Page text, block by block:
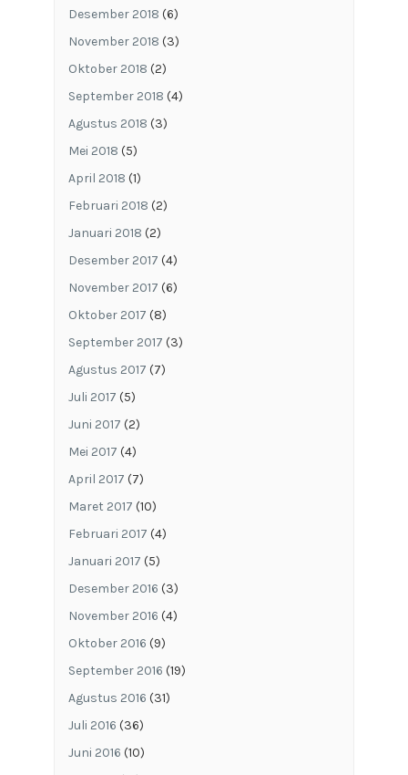
Desember 2018 (6)
November 2018 (3)
Oktober 2018 (2)
September 2018 (4)
Agustus 2018 (3)
Mei 2018 (5)
April 2018 (1)
Februari 2018 (2)
Januari 2018 (2)
Desember 2017 (4)
November 2017 (6)
Oktober 2017 (8)
September 2017 (3)
Agustus 2017 (7)
Juli 2017 (5)
Juni 2017 (2)
Mei 2017 (4)
April 2017 (7)
Maret 2017 (10)
Februari 2017 (4)
Januari 2017 (5)
Desember 2016 (3)
November 2016 (4)
Oktober 2016 (9)
September 2016 (19)
Agustus 2016 (31)
Juli 2016 (36)
Juni 2016 (10)